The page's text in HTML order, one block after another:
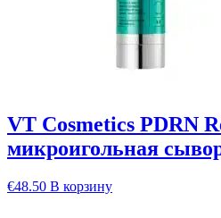
VT Cosmetics PDRN
микроигольная
€48.50 В корзину